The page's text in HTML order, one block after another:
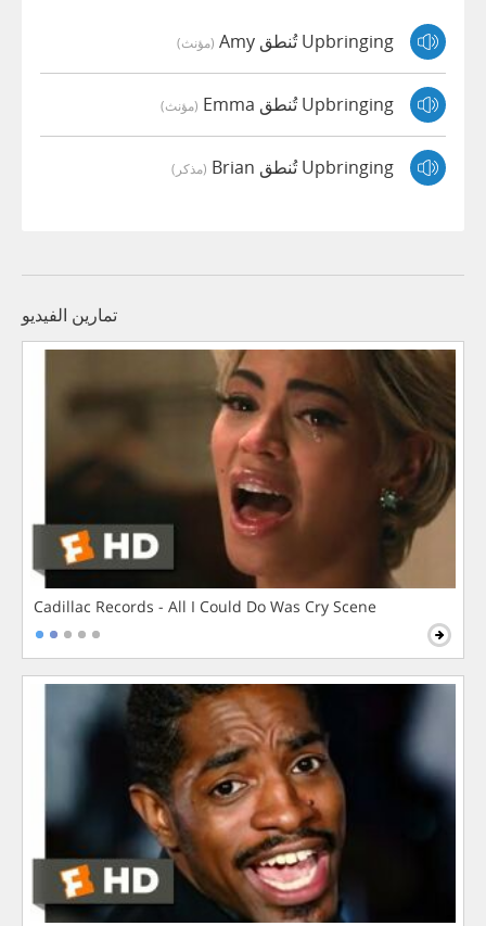
Upbringing تُنطق Amy (مؤنث)
Upbringing تُنطق Emma (مؤنث)
Upbringing تُنطق Brian (مذكر)
تمارين الفيديو
Cadillac Records - All I Could Do Was Cry Scene